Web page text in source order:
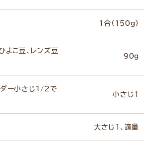
1合（150g）
よこ豆、レンズ豆
90g
ダー小さじ1/2で
小さじ1
大さじ1、適量